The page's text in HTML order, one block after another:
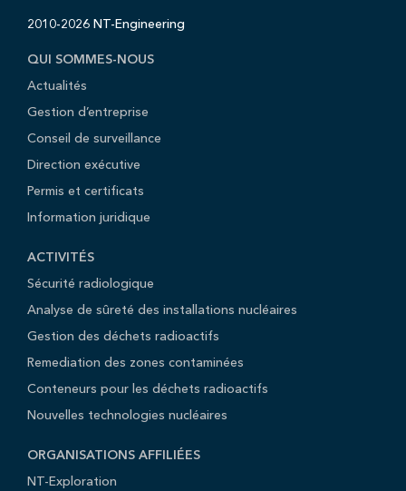
2010-2026 NT-Engineering
QUI SOMMES-NOUS
Actualités
Gestion d’entreprise
Conseil de surveillance
Direction exécutive
Permis et certificats
Information juridique
ACTIVITÉS
Sécurité radiologique
Analyse de sûreté des installations nucléaires
Gestion des déchets radioactifs
Remediation des zones contaminées
Conteneurs pour les déchets radioactifs
Nouvelles technologies nucléaires
ORGANISATIONS AFFILIÉES
NT-Exploration